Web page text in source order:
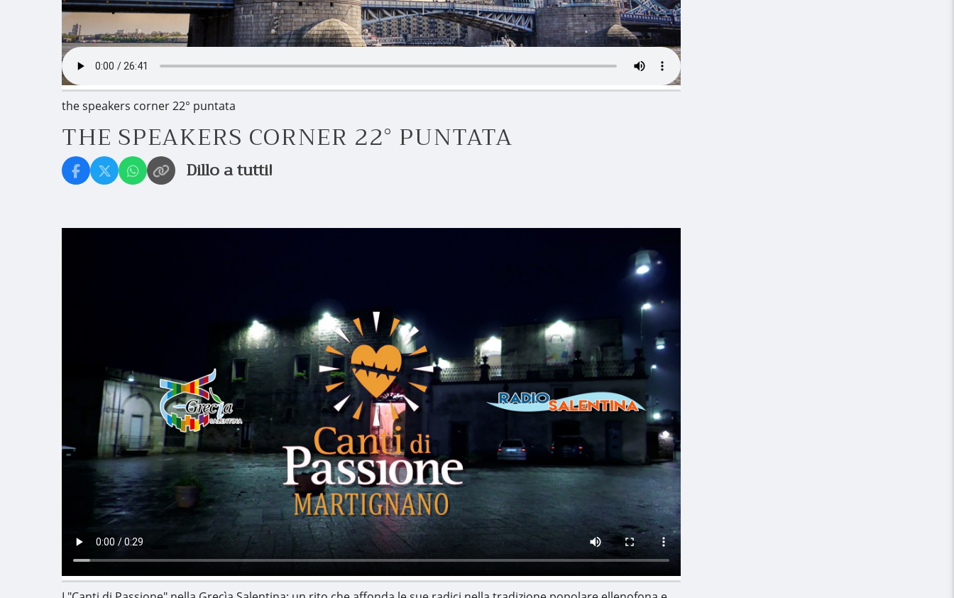
the speakers corner 22° puntata
THE SPEAKERS CORNER 22° PUNTATA
Dillo a tutti!